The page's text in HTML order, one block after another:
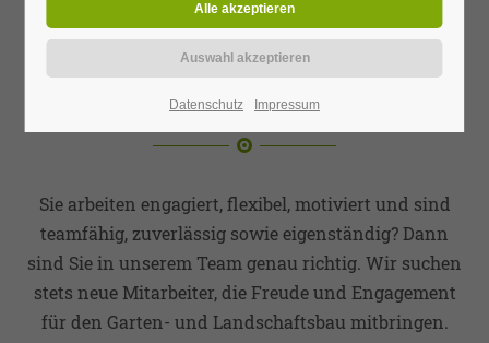
Stellenangebote
Wir suchen Sie
Sie arbeiten engagiert, flexibel, motiviert und sind
teamfähig, zuverlässig sowie eigenständig? Dann
sind Sie in unserem Team genau richtig. Wir suchen
stets neue Mitarbeiter, die Freude und Engagement
für den Garten- und Landschaftsbau mitbringen.
Datenschutz Impressum